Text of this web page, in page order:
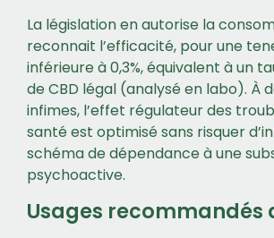
La législation en autorise la
reconnait l’efficacité, pour une
inférieure à 0,3%, équivalent à un
de CBD légal (analysé en labo). À
infimes, l’effet régulateur des
santé est optimisé sans risquer
schéma de dépendance à une
psychoactive.
Usages recommandés